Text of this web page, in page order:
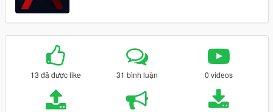
13 đã được like 31 bình luận 0 videos